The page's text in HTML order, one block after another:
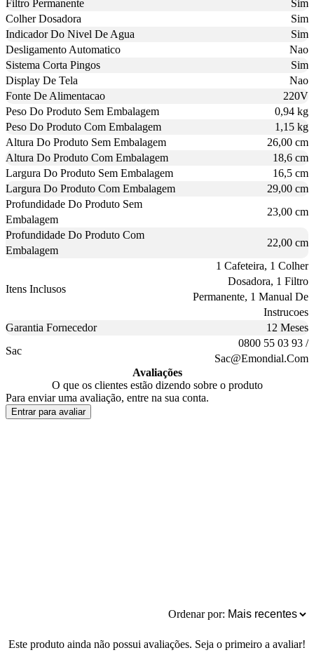
Filtro Permanente
Sim
Colher Dosadora
Sim
Indicador Do Nivel De Agua
Sim
Desligamento Automatico
Nao
Sistema Corta Pingos
Sim
Display De Tela
Nao
Fonte De Alimentacao
220V
Peso Do Produto Sem Embalagem
0,94 kg
Peso Do Produto Com Embalagem
1,15 kg
Altura Do Produto Sem Embalagem
26,00 cm
Altura Do Produto Com Embalagem
18,6 cm
Largura Do Produto Sem Embalagem
16,5 cm
Largura Do Produto Com Embalagem
29,00 cm
Profundidade Do Produto Sem
Embalagem
23,00 cm
Profundidade Do Produto Com
Embalagem
22,00 cm
Itens Inclusos
1 Cafeteira, 1 Colher
Dosadora, 1 Filtro
Permanente, 1 Manual De
Instrucoes
Garantia Fornecedor
12 Meses
Sac
0800 55 03 93 /
Sac@Emondial.Com
Avaliações
O que os clientes estão dizendo sobre o produto
Para enviar uma avaliação, entre na sua conta.
Entrar para avaliar
Ordenar por:
Este produto ainda não possui avaliações. Seja o primeiro a avaliar!